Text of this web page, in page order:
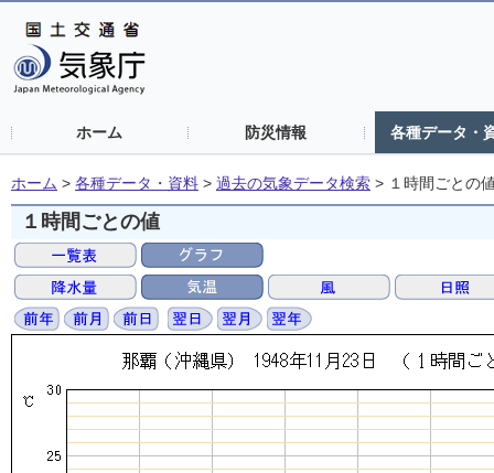
ホーム 防災情報 各種データ・
ホーム > 各種データ・資料 > 過去の気象データ検索 > １時間ごとの
１時間ごとの値